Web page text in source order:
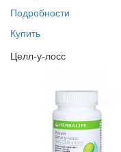
Подробности
Купить
Целл-у-лосс